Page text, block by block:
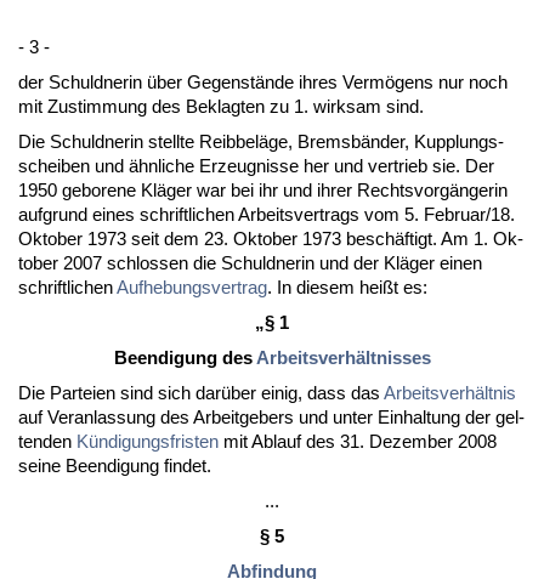
- 3 -
der Schuld­ne­rin über Ge­genstände ih­res Vermögens nur noch
mit Zu­stim­mung des Be­klag­ten zu 1. wirk­sam sind.
Die Schuld­ne­rin stell­te Reib­beläge, Bremsbänder, Kupp­lungs­
schei­ben und ähn­li­che Er­zeug­nis­se her und ver­trieb sie. Der
1950 ge­bo­re­ne Kläger war bei ihr und ih­rer Rechts­vorgänge­rin
auf­grund ei­nes schrift­li­chen Ar­beits­ver­trags vom 5. Fe­bru­ar/18.
Ok­to­ber 1973 seit dem 23. Ok­to­ber 1973 beschäftigt. Am 1. Ok­
to­ber 2007 schlos­sen die Schuld­ne­rin und der Kläger ei­nen
schrift­li­chenAuf­he­bungs­ver­trag. In die­sem heißt es:
„§ 1
Be­en­di­gung des Ar­beits­verhält­nis­ses
Die Par­tei­en sind sich darüber ei­nig, dass das Ar­beits­verhält­nis
auf Ver­an­las­sung des Ar­beit­ge­bers und un­ter Ein­hal­tung der gel­
ten­den Kündi­gungs­fris­ten mit Ab­lauf des 31. De­zem­ber 2008
sei­ne Be­en­di­gung fin­det.
...
§ 5
Ab­fin­dung